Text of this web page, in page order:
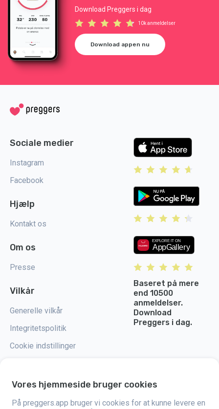
Download Preggers i dag
10k anmeldelser
Download appen nu
Sociale medier
Instagram
Facebook
Hjælp
Kontakt os
Om os
Presse
Vilkår
Generelle vilkår
Integritetspolitik
Cookie indstillinger
Baseret på mere
end 10500
anmeldelser.
Download
Preggers i dag.
Preggers er en app, der blev skabt af det svenske firma Stroller AB i 2017.
Målet med appen er at gøre forældreskabet lettere for både kommende og
Vores hjemmeside bruger cookies
På preggers.app bruger vi cookies for at kunne levere en